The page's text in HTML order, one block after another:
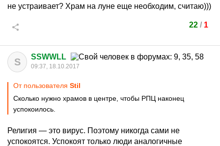
не устраивает? Храм на луне еще необходим, считаю)))
22 / 1
S SSWWLL
09:37, 18.10.2017
От пользователя Stil
Сколько нужно храмов в центре, чтобы РПЦ наконец
успокоилось.
Религия — это вирус. Поэтому никогда сами не
успокоятся. Успокоят только люди аналогичные